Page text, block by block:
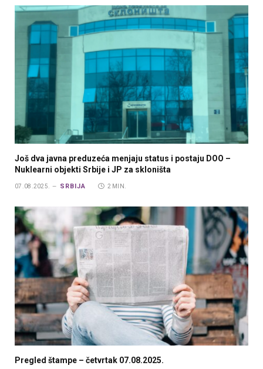
Još dva javna preduzeća menjaju status i postaju DOO –
Nuklearni objekti Srbije i JP za skloništa
07.08.2025. SRBIJA 2 MIN.
Pregled štampe – četvrtak 07.08.2025.